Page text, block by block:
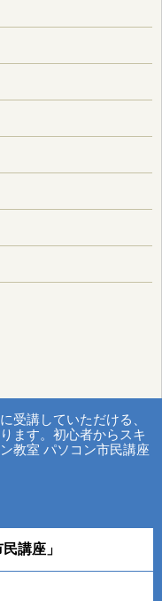
受講していただける、
ます。初心者からスキ
教室 パソコン市民講座
講座」